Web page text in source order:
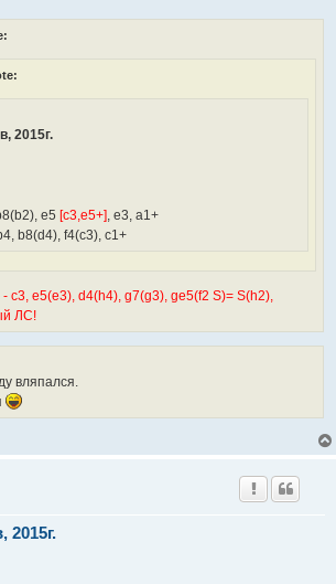
2015г.
e5 [c3,e5+], e3, a1+
b8(d4), f4(c3), c1+
- c3, e5(e3), d4(h4), g7(g3), ge5(f2 S)= S(h2),
ЛС!
вляпался.
2015г.